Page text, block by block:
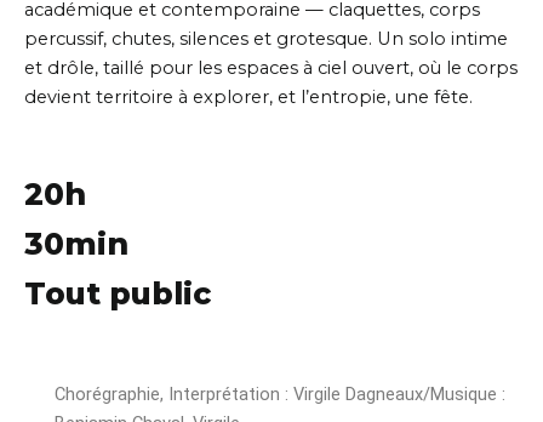
académique et contemporaine — claquettes, corps
percussif, chutes, silences et grotesque. Un solo intime
et drôle, taillé pour les espaces à ciel ouvert, où le corps
devient territoire à explorer, et l’entropie, une fête.
20h
30min
Tout public
Chorégraphie, Interprétation : Virgile Dagneaux/Musique :